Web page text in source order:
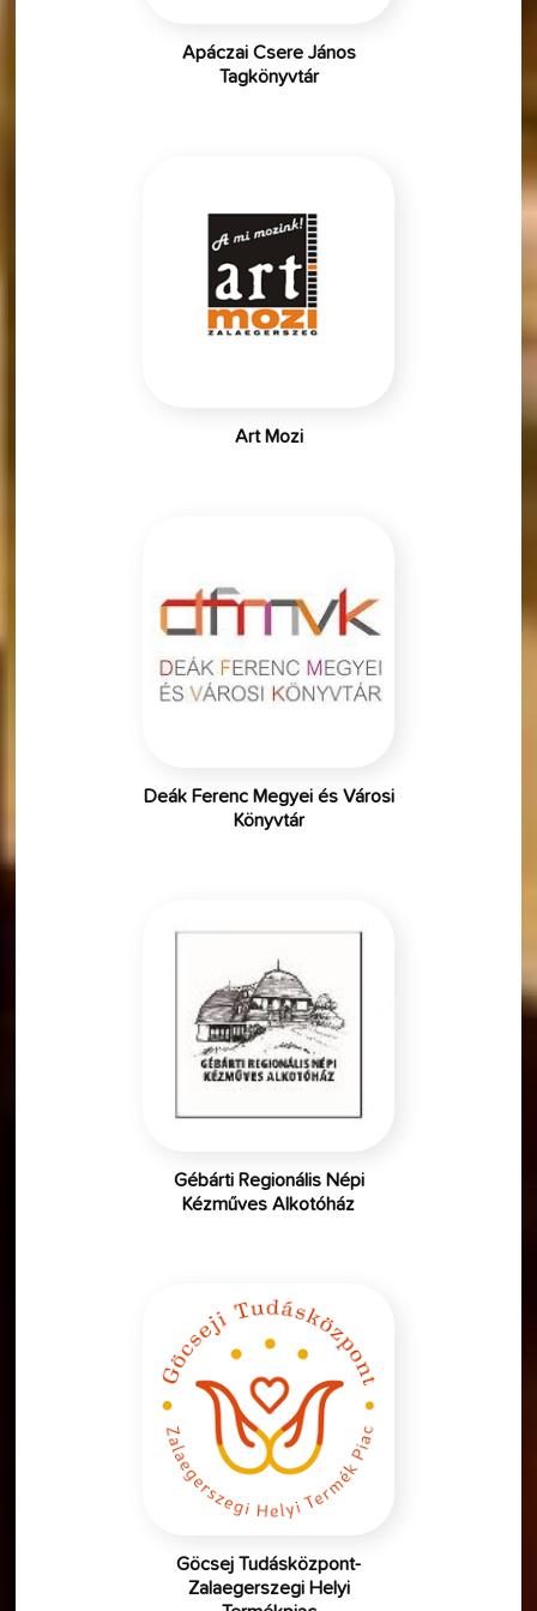
Apáczai Csere János
Tagkönyvtár
Art Mozi
Deák Ferenc Megyei és Városi
Könyvtár
Gébárti Regionális Népi
Kézműves Alkotóház
Göcsej Tudásközpont-
Zalaegerszegi Helyi